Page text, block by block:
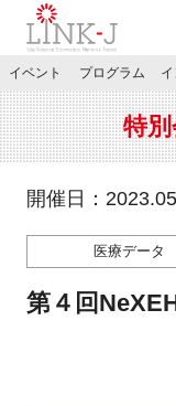
特別会員専用メニュ
イベント プログラム
特
開催日：
医療データ
第４回